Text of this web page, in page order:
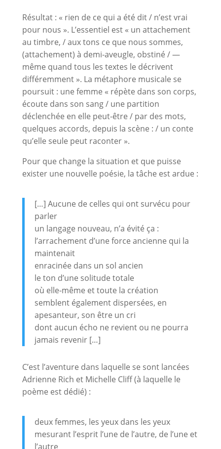
Résultat : « rien de ce qui a été dit / n’est vrai
pour nous ». L’essentiel est « un attachement
au timbre, / aux tons ce que nous sommes,
(attachement) à demi-aveugle, obstiné / —
même quand tous les textes le décrivent
différemment ». La métaphore musicale se
poursuit : une femme « répète dans son corps,
écoute dans son sang / une partition
déclenchée en elle peut-être / par des mots,
quelques accords, depuis la scène : / un conte
qu’elle seule peut raconter ».
Pour que change la situation et que puisse
exister une nouvelle poésie, la tâche est ardue :
[…] Aucune de celles qui ont survécu pour
parler
un langage nouveau, n’a évité ça :
l’arrachement d’une force ancienne qui la
maintenait
enracinée dans un sol ancien
le ton d’une solitude totale
où elle-même et toute la création
semblent également dispersées, en
apesanteur, son être un cri
dont aucun écho ne revient ou ne pourra
jamais revenir […]
C’est l’aventure dans laquelle se sont lancées
Adrienne Rich et Michelle Cliff (à laquelle le
poème est dédié) :
deux femmes, les yeux dans les yeux
mesurant l’esprit l’une de l’autre, de l’une et
l’autre